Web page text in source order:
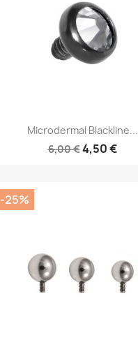
Microdermal Blackline...
6,00 €4,50 €
-25%